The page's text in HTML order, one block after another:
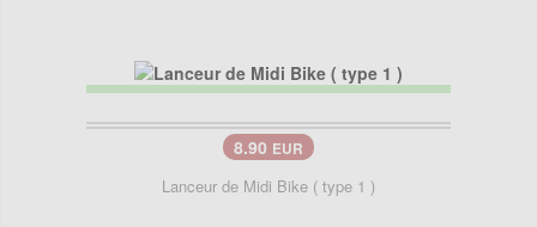
8.90 EUR
Lanceur de Midi Bike ( type 1 )